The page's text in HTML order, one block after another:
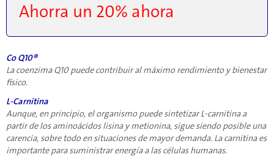
Ahorra un 20% ahora
Co Q10®
La coenzima Q10 puede contribuir al máximo rendimiento y bienestar
físico.
L-Carnitina
Aunque, en principio, el organismo puede sintetizar L-carnitina a
partir de los aminoácidos lisina y metionina, sigue siendo posible una
carencia, sobre todo en situaciones de mayor demanda. La carnitina es
importante para suministrar energía a las células humanas.